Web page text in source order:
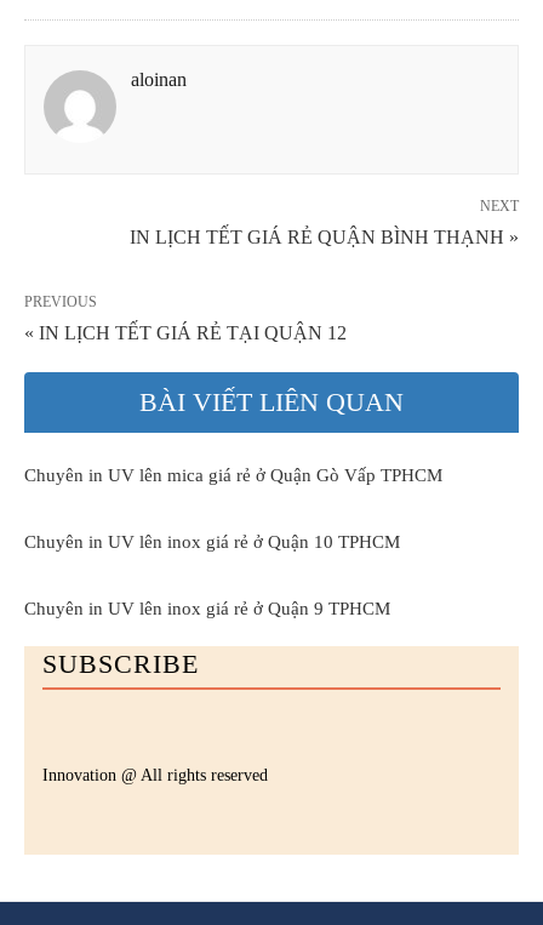
aloinan
NEXT
IN LỊCH TẾT GIÁ RẺ QUẬN BÌNH THẠNH »
PREVIOUS
« IN LỊCH TẾT GIÁ RẺ TẠI QUẬN 12
BÀI VIẾT LIÊN QUAN
Chuyên in UV lên mica giá rẻ ở Quận Gò Vấp TPHCM
Chuyên in UV lên inox giá rẻ ở Quận 10 TPHCM
Chuyên in UV lên inox giá rẻ ở Quận 9 TPHCM
SUBSCRIBE
Innovation @ All rights reserved